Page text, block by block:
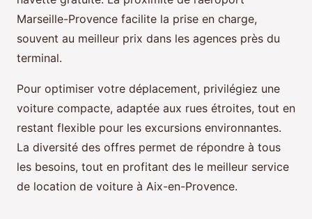
Marseille-Provence facilite la prise en charge,
souvent au meilleur prix dans les agences près du
terminal.
Pour optimiser votre déplacement, privilégiez une
voiture compacte, adaptée aux rues étroites, tout en
restant flexible pour les excursions environnantes.
La diversité des offres permet de répondre à tous
les besoins, tout en profitant des le meilleur service
de location de voiture à Aix-en-Provence.